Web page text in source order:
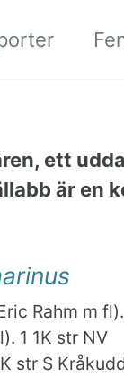
ett
är en
Rahm m
1 1K str NV
str S